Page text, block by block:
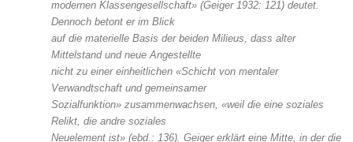
modernen Klassengesellschaft» (Geiger 1932: 121) deutet.
Dennoch betont er im Blick
auf die materielle Basis der beiden Milieus, dass alter
Mittelstand und neue Angestellte
nicht zu einer einheitlichen «Schicht von mentaler
Verwandtschaft und gemeinsamer
Sozialfunktion» zusammenwachsen, «weil die eine soziales
Relikt, die andre soziales
Neuelement ist» (ebd.: 136). Geiger erklärt eine Mitte, in der die